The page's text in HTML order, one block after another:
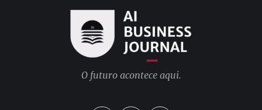
O futuro acontece aqui.